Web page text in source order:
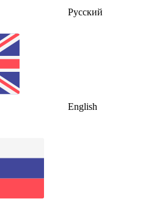
Русский
English